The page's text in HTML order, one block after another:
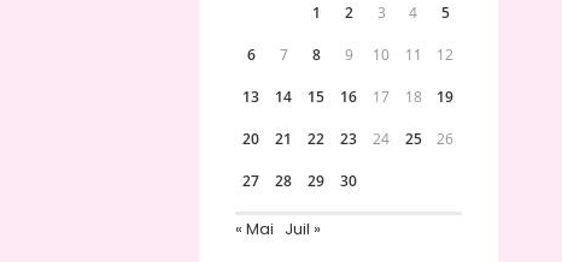
1 2 3 4 5
6 7 8 9 10 11 12
13 14 15 16 17 18 19
20 21 22 23 24 25 26
27 28 29 30
« Mai Juil »